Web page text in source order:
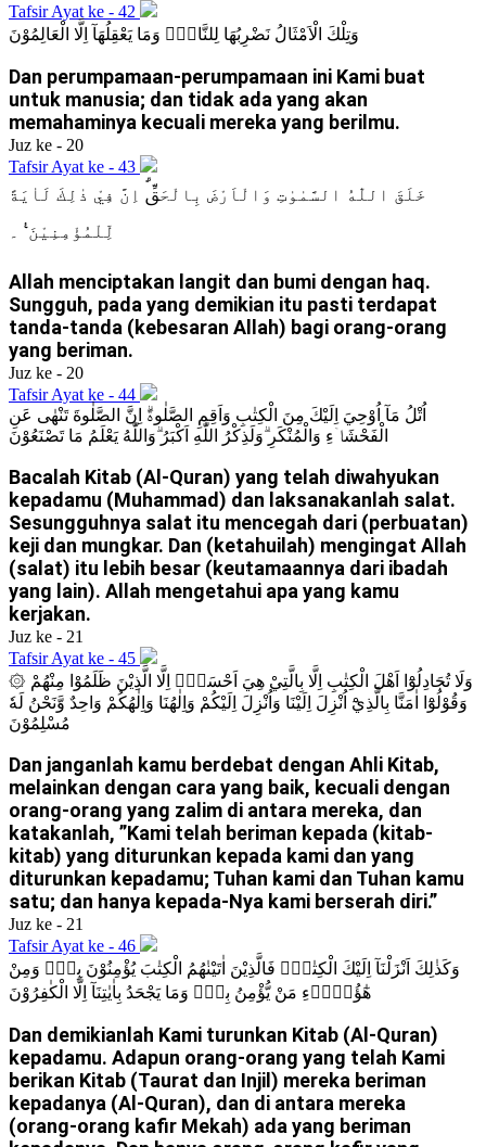
Tafsir Ayat ke - 42
وَتِلْكَ الْاَمْثَالُ نَضْرِبُهَا لِلنَّاسِۚ وَمَا يَعْقِلُهَآ اِلَّا الْعَالِمُوْنَ
Dan perumpamaan-perumpamaan ini Kami buat
untuk manusia; dan tidak ada yang akan
memahaminya kecuali mereka yang berilmu.
Juz ke - 20
Tafsir Ayat ke - 43
خَلَقَ اللّٰهُ السَّمٰوٰتِ وَالْاَرْضَ بِالْحَقِّۗ اِنَّ فِيْ ذٰلِكَ لَاٰيَةً
لِّلْمُؤْمِنِيْنَ ࣖ ۔
Allah menciptakan langit dan bumi dengan haq.
Sungguh, pada yang demikian itu pasti terdapat
tanda-tanda (kebesaran Allah) bagi orang-orang
yang beriman.
Juz ke - 20
Tafsir Ayat ke - 44
اُتْلُ مَآ اُوْحِيَ اِلَيْكَ مِنَ الْكِتٰبِ وَاَقِمِ الصَّلٰوةَۗ اِنَّ الصَّلٰوةَ تَنْهٰى عَنِ
الْفَحْشَاۤءِ وَالْمُنْكَرِ ۗوَلَذِكْرُ اللّٰهِ اَكْبَرُ ۗوَاللّٰهُ يَعْلَمُ مَا تَصْنَعُوْنَ
Bacalah Kitab (Al-Quran) yang telah diwahyukan
kepadamu (Muhammad) dan laksanakanlah salat.
Sesungguhnya salat itu mencegah dari (perbuatan)
keji dan mungkar. Dan (ketahuilah) mengingat Allah
(salat) itu lebih besar (keutamaannya dari ibadah
yang lain). Allah mengetahui apa yang kamu
kerjakan.
Juz ke - 21
Tafsir Ayat ke - 45
۞ وَلَا تُجَادِلُوْٓا اَهْلَ الْكِتٰبِ اِلَّا بِالَّتِيْ هِيَ اَحْسَنُۖ اِلَّا الَّذِيْنَ ظَلَمُوْا مِنْهُمْ
وَقُوْلُوْٓا اٰمَنَّا بِالَّذِيْٓ اُنْزِلَ اِلَيْنَا وَاُنْزِلَ اِلَيْكُمْ وَاِلٰهُنَا وَاِلٰهُكُمْ وَاحِدٌ وَّنَحْنُ لَهٗ
مُسْلِمُوْنَ
Dan janganlah kamu berdebat dengan Ahli Kitab,
melainkan dengan cara yang baik, kecuali dengan
orang-orang yang zalim di antara mereka, dan
katakanlah, ”Kami telah beriman kepada (kitab-
kitab) yang diturunkan kepada kami dan yang
diturunkan kepadamu; Tuhan kami dan Tuhan kamu
satu; dan hanya kepada-Nya kami berserah diri.”
Juz ke - 21
Tafsir Ayat ke - 46
وَكَذٰلِكَ اَنْزَلْنَآ اِلَيْكَ الْكِتٰبَۗ فَالَّذِيْنَ اٰتَيْنٰهُمُ الْكِتٰبَ يُؤْمِنُوْنَ بِهٖۚ وَمِنْ
هٰٓؤُلَاۤءِ مَنْ يُّؤْمِنُ بِهٖۗ وَمَا يَجْحَدُ بِاٰيٰتِنَآ اِلَّا الْكٰفِرُوْنَ
Dan demikianlah Kami turunkan Kitab (Al-Quran)
kepadamu. Adapun orang-orang yang telah Kami
berikan Kitab (Taurat dan Injil) mereka beriman
kepadanya (Al-Quran), dan di antara mereka
(orang-orang kafir Mekah) ada yang beriman